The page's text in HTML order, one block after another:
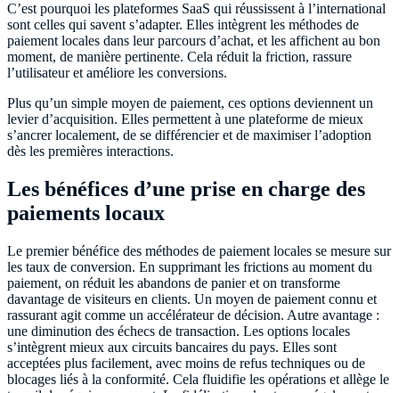
C’est pourquoi les plateformes SaaS qui réussissent à l’international
sont celles qui savent s’adapter. Elles intègrent les méthodes de
paiement locales dans leur parcours d’achat, et les affichent au bon
moment, de manière pertinente. Cela réduit la friction, rassure
l’utilisateur et améliore les conversions.
Plus qu’un simple moyen de paiement, ces options deviennent un
levier d’acquisition. Elles permettent à une plateforme de mieux
s’ancrer localement, de se différencier et de maximiser l’adoption
dès les premières interactions.
Les bénéfices d’une prise en charge des
paiements locaux
Le premier bénéfice des méthodes de paiement locales se mesure sur
les taux de conversion. En supprimant les frictions au moment du
paiement, on réduit les abandons de panier et on transforme
davantage de visiteurs en clients. Un moyen de paiement connu et
rassurant agit comme un accélérateur de décision. Autre avantage :
une diminution des échecs de transaction. Les options locales
s’intègrent mieux aux circuits bancaires du pays. Elles sont
acceptées plus facilement, avec moins de refus techniques ou de
blocages liés à la conformité. Cela fluidifie les opérations et allège le